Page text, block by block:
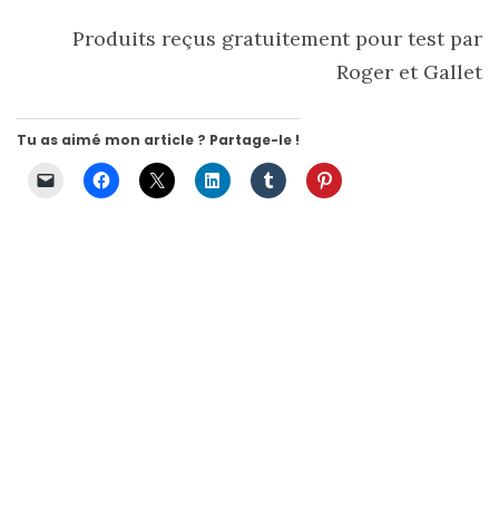
Produits reçus gratuitement pour test par
Roger et Gallet
Tu as aimé mon article ? Partage-le !